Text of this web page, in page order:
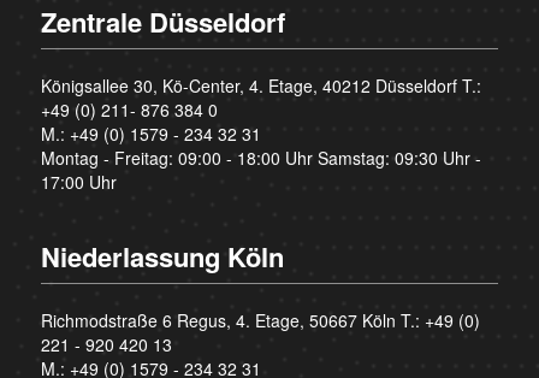
Zentrale Düsseldorf
Königsallee 30, Kö-Center, 4. Etage, 40212 Düsseldorf T.:
+49 (0) 211- 876 384 0
M.: +49 (0) 1579 - 234 32 31
Montag - Freitag: 09:00 - 18:00 Uhr Samstag: 09:30 Uhr -
17:00 Uhr
Niederlassung Köln
Richmodstraße 6 Regus, 4. Etage, 50667 Köln T.: +49 (0)
221 - 920 420 13
M.: +49 (0) 1579 - 234 32 31